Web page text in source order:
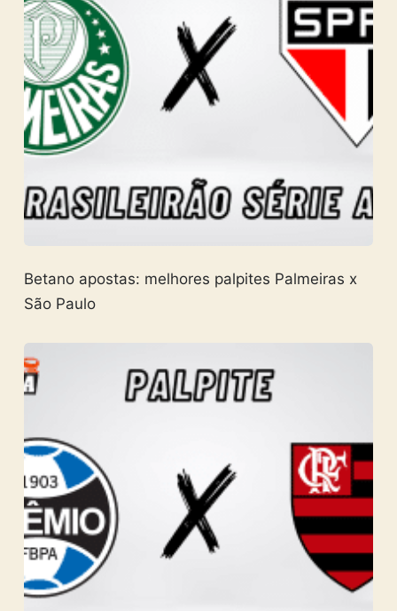
Betano apostas: melhores palpites Palmeiras x
São Paulo